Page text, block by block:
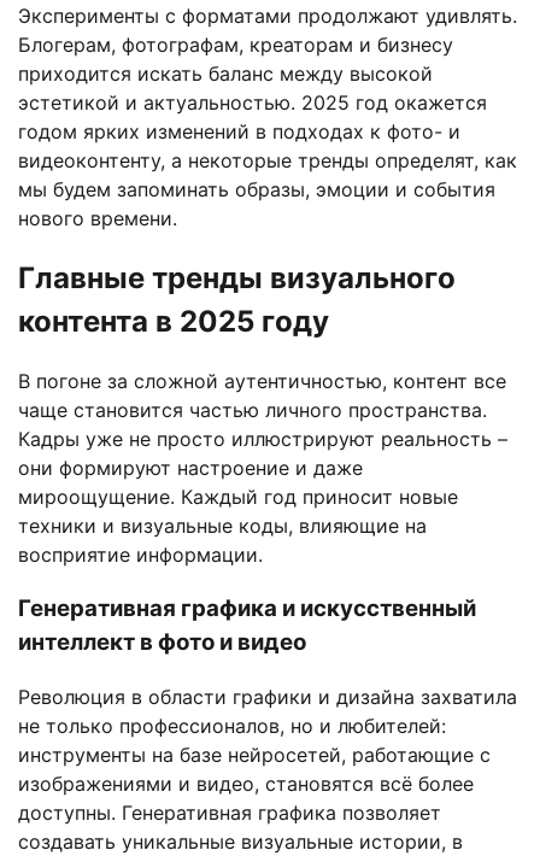
Эксперименты с форматами продолжают удивлять.
Блогерам, фотографам, креаторам и бизнесу
приходится искать баланс между высокой
эстетикой и актуальностью. 2025 год окажется
годом ярких изменений в подходах к фото- и
видеоконтенту, а некоторые тренды определят, как
мы будем запоминать образы, эмоции и события
нового времени.
Главные тренды визуального
контента в 2025 году
В погоне за сложной аутентичностью, контент все
чаще становится частью личного пространства.
Кадры уже не просто иллюстрируют реальность –
они формируют настроение и даже
мироощущение. Каждый год приносит новые
техники и визуальные коды, влияющие на
восприятие информации.
Генеративная графика и искусственный
интеллект в фото и видео
Революция в области графики и дизайна захватила
не только профессионалов, но и любителей:
инструменты на базе нейросетей, работающие с
изображениями и видео, становятся всё более
доступны. Генеративная графика позволяет
создавать уникальные визуальные истории, в